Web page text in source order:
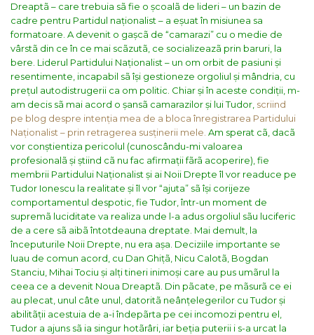
Dreaptã – care trebuia sã fie o școalã de lideri – un bazin de
cadre pentru Partidul naționalist – a eșuat în misiunea sa
formatoare. A devenit o gașcã de “camarazi” cu o medie de
vârstã din ce în ce mai scãzutã, ce socializeazã prin baruri, la
bere. Liderul Partidului Naționalist – un om orbit de pasiuni și
resentimente, incapabil sã își gestioneze orgoliul și mândria, cu
prețul autodistrugerii ca om politic. Chiar și în aceste condiții, m-
am decis sã mai acord o șansã camarazilor și lui Tudor, scriind
pe blog despre intenția mea de a bloca înregistrarea Partidului
Naționalist – prin retragerea susținerii mele. Am sperat cã, dacã
vor conștientiza pericolul (cunoscându-mi valoarea
profesionalã și știind cã nu fac afirmații fãrã acoperire), fie
membrii Partidului Naționalist și ai Noii Drepte îl vor readuce pe
Tudor Ionescu la realitate și îl vor “ajuta” sã își corijeze
comportamentul despotic, fie Tudor, într-un moment de
supremã luciditate va realiza unde l-a adus orgoliul sãu luciferic
de a cere sã aibã întotdeauna dreptate. Mai demult, la
începuturile Noii Drepte, nu era așa. Deciziile importante se
luau de comun acord, cu Dan Ghițã, Nicu Calotã, Bogdan
Stanciu, Mihai Tociu și alți tineri inimoși care au pus umãrul la
ceea ce a devenit Noua Dreaptã. Din pãcate, pe mãsurã ce ei
au plecat, unul câte unul, datoritã neânțelegerilor cu Tudor și
abilitãții acestuia de a-i îndepãrta pe cei incomozi pentru el,
Tudor a ajuns sã ia singur hotãrâri, iar beția puterii i s-a urcat la